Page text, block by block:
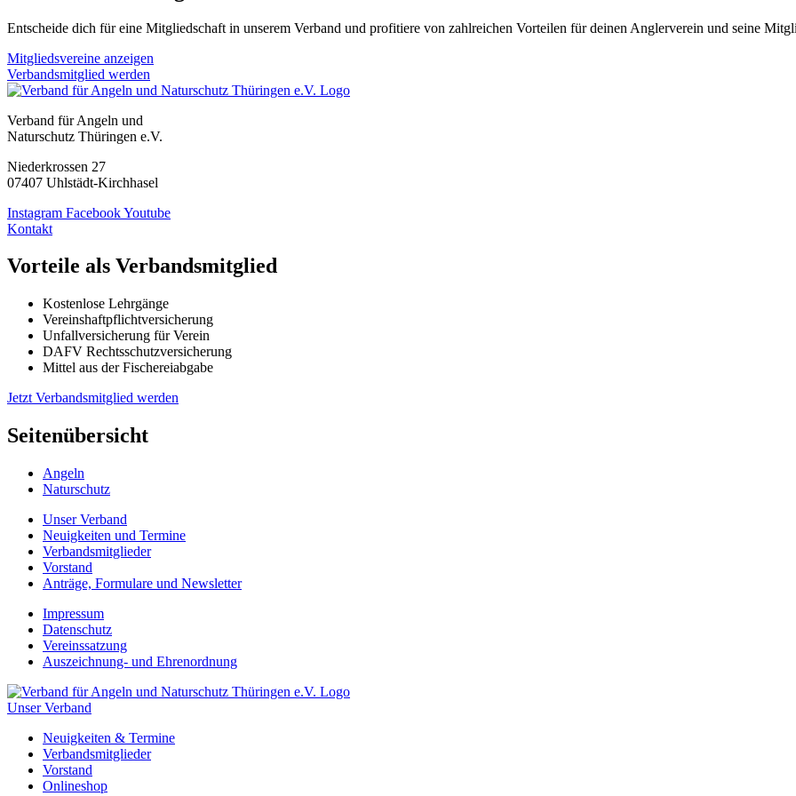
Entscheide dich für eine Mitgliedschaft in unserem Verband und profitiere von zahlreichen Vorteilen für deinen Anglerverein und seine
Mitgliedsvereine anzeigen
Verbandsmitglied werden
Verband für Angeln und
Naturschutz Thüringen e.V.
Niederkrossen 27
07407 Uhlstädt-Kirchhasel
Instagram FacebookYoutube
Kontakt
Vorteile als Verbandsmitglied
Kostenlose Lehrgänge
Vereinshaftpflichtversicherung
Unfallversicherung für Verein
DAFV Rechtsschutzversicherung
Mittel aus der Fischereiabgabe
Jetzt Verbandsmitglied werden
Seitenübersicht
Angeln
Naturschutz
Unser Verband
Neuigkeiten und Termine
Verbandsmitglieder
Vorstand
Anträge, Formulare und Newsletter
Impressum
Datenschutz
Vereinssatzung
Auszeichnung- und Ehrenordnung
Unser Verband
Neuigkeiten & Termine
Verbandsmitglieder
Vorstand
Onlineshop